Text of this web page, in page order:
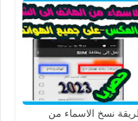
نسخ الاسماء من